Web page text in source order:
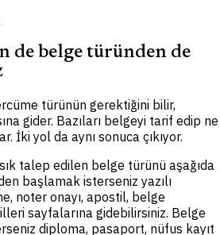
de belge türünden de
türünün gerektiğini bilir,
gider. Bazıları belgeyi tarif edip ne
İki yol da aynı sonuca çıkıyor.
talep edilen belge türünü aşağıda
başlamak isterseniz yazılı
noter onayı, apostil, belge
sayfalarına gidebilirsiniz. Belge
diploma, pasaport, nüfus kayıt